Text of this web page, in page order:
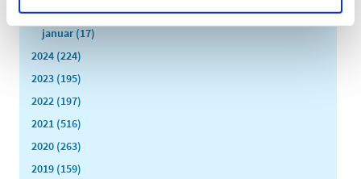
februar (11)
januar (17)
2024 (224)
2023 (195)
2022 (197)
2021 (516)
2020 (263)
2019 (159)